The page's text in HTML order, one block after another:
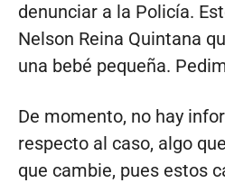
denunciar a la Policía.
Nelson Reina Quintana
una bebé pequeña.
De momento, no hay
respecto al caso, algo
que cambie, pues estos